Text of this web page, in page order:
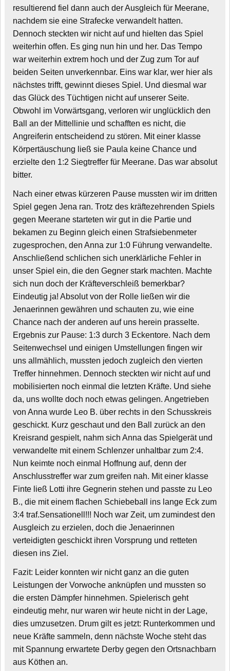
resultierend fiel dann auch der Ausgleich für Meerane,
nachdem sie eine Strafecke verwandelt hatten.
Dennoch steckten wir nicht auf und hielten das Spiel
weiterhin offen. Es ging nun hin und her. Das Tempo
war weiterhin extrem hoch und der Zug zum Tor auf
beiden Seiten unverkennbar. Eins war klar, wer hier als
nächstes trifft, gewinnt dieses Spiel. Und diesmal war
das Glück des Tüchtigen nicht auf unserer Seite.
Obwohl im Vorwärtsgang, verloren wir unglücklich den
Ball an der Mittellinie und schafften es nicht, die
Angreiferin entscheidend zu stören. Mit einer klasse
Körpertäuschung ließ sie Paula keine Chance und
erzielte den 1:2 Siegtreffer für Meerane. Das war absolut
bitter.
Nach einer etwas kürzeren Pause mussten wir im dritten
Spiel gegen Jena ran. Trotz des kräftezehrenden Spiels
gegen Meerane starteten wir gut in die Partie und
bekamen zu Beginn gleich einen Strafsiebenmeter
zugesprochen, den Anna zur 1:0 Führung verwandelte.
Anschließend schlichen sich unerklärliche Fehler in
unser Spiel ein, die den Gegner stark machten. Machte
sich nun doch der Kräfteverschleiß bemerkbar?
Eindeutig ja! Absolut von der Rolle ließen wir die
Jenaerinnen gewähren und schauten zu, wie eine
Chance nach der anderen auf uns herein prasselte.
Ergebnis zur Pause: 1:3 durch 3 Eckentore. Nach dem
Seitenwechsel und einigen Umstellungen fingen wir
uns allmählich, mussten jedoch zugleich den vierten
Treffer hinnehmen. Dennoch steckten wir nicht auf und
mobilisierten noch einmal die letzten Kräfte. Und siehe
da, uns wollte doch noch etwas gelingen. Angetrieben
von Anna wurde Leo B. über rechts in den Schusskreis
geschickt. Kurz geschaut und den Ball zurück an den
Kreisrand gespielt, nahm sich Anna das Spielgerät und
verwandelte mit einem Schlenzer unhaltbar zum 2:4.
Nun keimte noch einmal Hoffnung auf, denn der
Anschlusstreffer war zum greifen nah. Mit einer klasse
Finte ließ Lotti ihre Gegnerin stehen und passte zu Leo
B., die mit einem flachen Schiebeball ins lange Eck zum
3:4 traf.Sensationell!!! Noch war Zeit, um zumindest den
Ausgleich zu erzielen, doch die Jenaerinnen
verteidigten geschickt ihren Vorsprung und retteten
diesen ins Ziel.
Fazit: Leider konnten wir nicht ganz an die guten
Leistungen der Vorwoche anknüpfen und mussten so
die ersten Dämpfer hinnehmen. Spielerisch geht
eindeutig mehr, nur waren wir heute nicht in der Lage,
dies umzusetzen. Drum gilt es jetzt: Runterkommen und
neue Kräfte sammeln, denn nächste Woche steht das
mit Spannung erwartete Derby gegen den Ortsnachbarn
aus Köthen an.